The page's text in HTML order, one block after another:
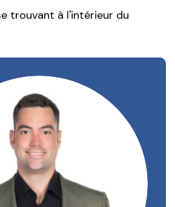
trouvant à l'intérieur du